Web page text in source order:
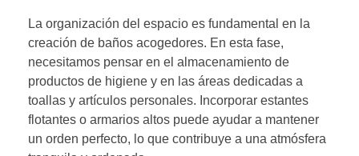
La organización del espacio es fundamental en la
creación de baños acogedores. En esta fase,
necesitamos pensar en el almacenamiento de
productos de higiene y en las áreas dedicadas a
toallas y artículos personales. Incorporar estantes
flotantes o armarios altos puede ayudar a mantener
un orden perfecto, lo que contribuye a una atmósfera